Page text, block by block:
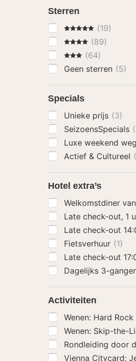
Sterren
5 Sterren(19)
4 Sterren(89)
3 Sterren
(64)
Geen sterren (5)
Specials
Unieke prijs (3)
SeizoensSpecials
Luxe weekend weg
Actief & Cultureel
Hotel extra’s
Welkomstdiner
Late check-out, 1
Late check-out
Fietsverhuur (1)
Late check-out
Dagelijks 3-
Activiteiten
Wenen: Hard
Wenen: Skip-the-
Rondleiding door
Vienna Citycard: